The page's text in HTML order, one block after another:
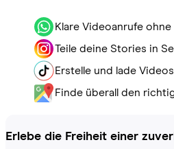
Klare Videoanrufe
Teile deine Stories in
Erstelle und lade
Finde überall den
Erlebe die Freiheit einer